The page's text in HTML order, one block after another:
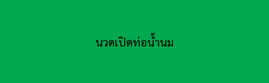
นวดเปิดท่อน้ำนม